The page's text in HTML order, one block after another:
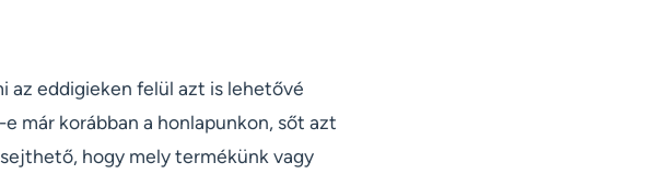
az eddigieken felül azt is lehetővé
már korábban a honlapunkon, sőt azt
hogy mely termékünk vagy